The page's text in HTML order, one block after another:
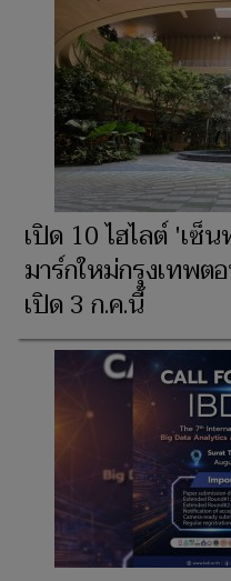
เปิด 10 ไฮไลต์ 'เซ็
มาร์กใหม่กรุงเทพ
เปิด 3 ก.ค.นี้